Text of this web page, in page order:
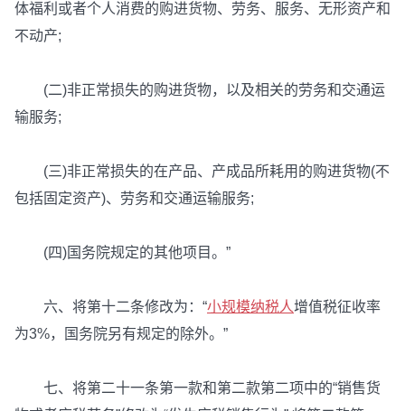
体福利或者个人消费的购进货物、劳务、服务、无形资产和
不动产;
(二)非正常损失的购进货物，以及相关的劳务和交通运
输服务;
(三)非正常损失的在产品、产成品所耗用的购进货物(不
包括固定资产)、劳务和交通运输服务;
(四)国务院规定的其他项目。”
六、将第十二条修改为：“小规模纳税人增值税征收率
为3%，国务院另有规定的除外。”
七、将第二十一条第一款和第二款第二项中的“销售货